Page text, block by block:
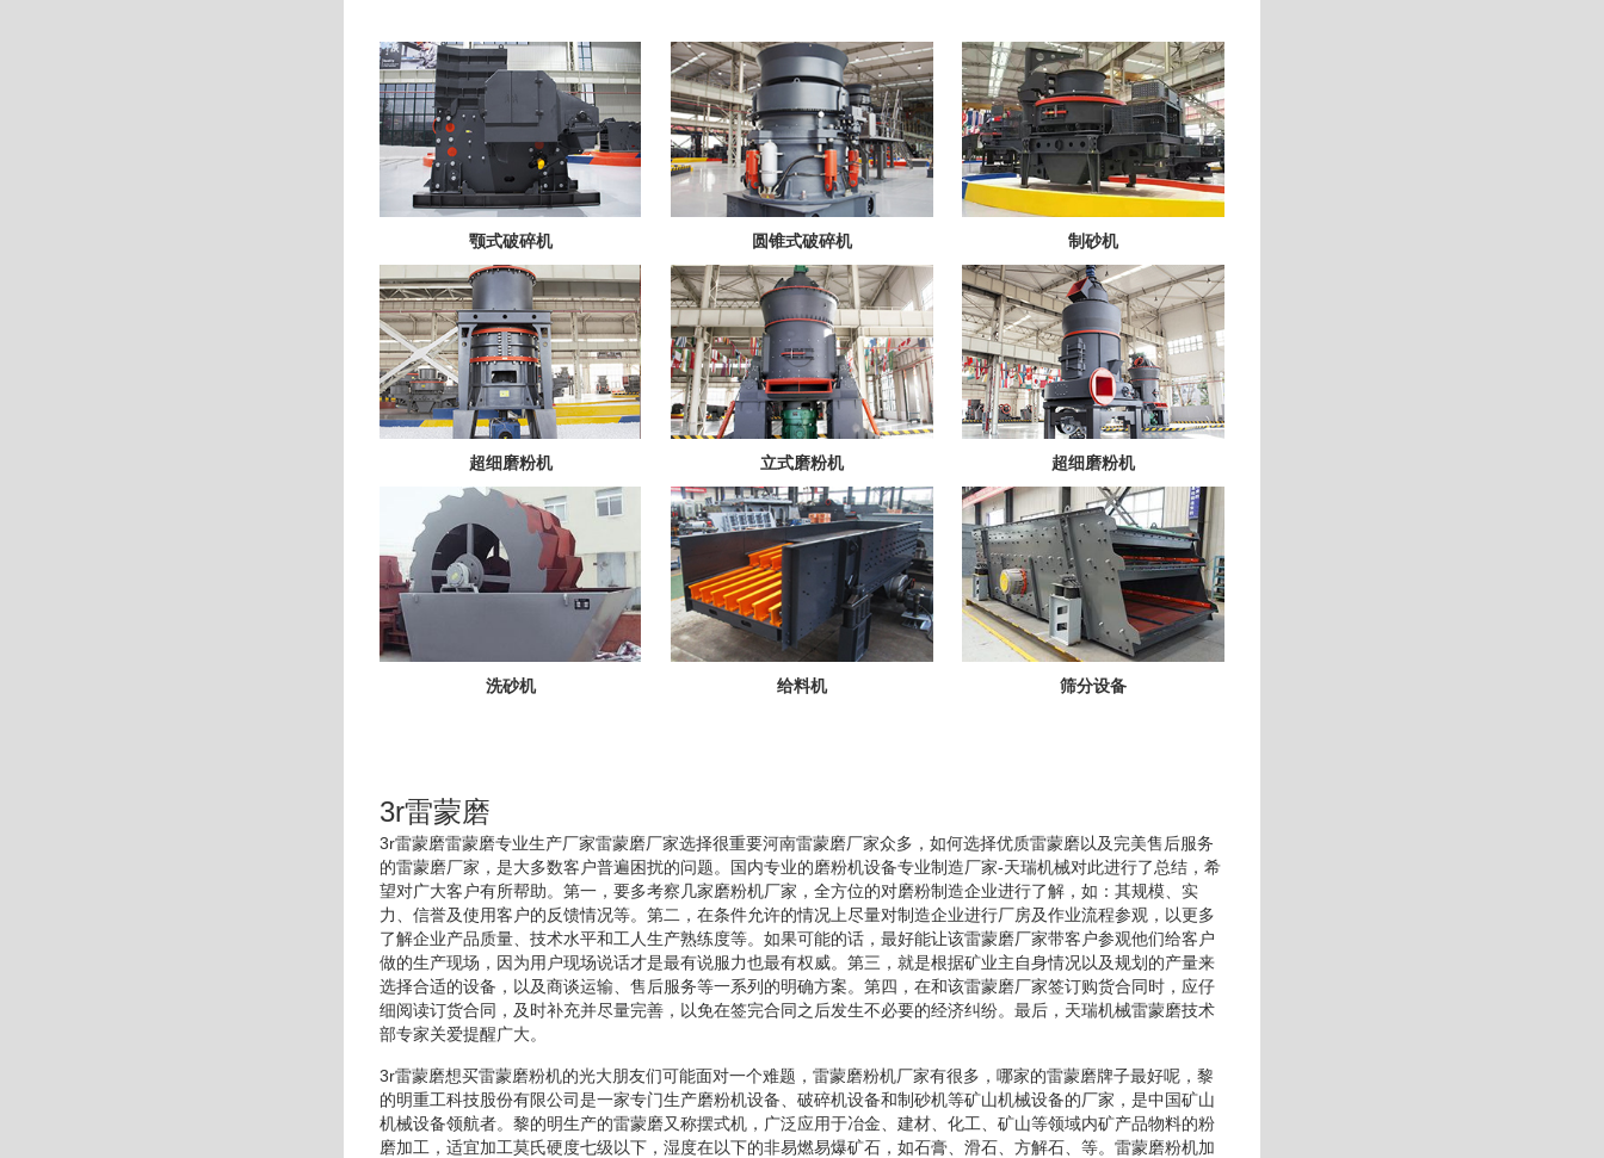
颚式破碎机 圆锥式破碎机 制砂机
超细磨粉机 立式磨粉机 超细磨粉机
洗砂机 给料机 筛分设备
3r雷蒙磨
3r雷蒙磨雷蒙磨专业生产厂家雷蒙磨厂家选择很重要河南雷蒙磨厂家众多，如何选择优质雷蒙磨以及完美售后服务
的雷蒙磨厂家，是大多数客户普遍困扰的问题。国内专业的磨粉机设备专业制造厂家-天瑞机械对此进行了总结，希
望对广大客户有所帮助。第一，要多考察几家磨粉机厂家，全方位的对磨粉制造企业进行了解，如：其规模、实
力、信誉及使用客户的反馈情况等。第二，在条件允许的情况上尽量对制造企业进行厂房及作业流程参观，以更多
了解企业产品质量、技术水平和工人生产熟练度等。如果可能的话，最好能让该雷蒙磨厂家带客户参观他们给客户
做的生产现场，因为用户现场说话才是最有说服力也最有权威。第三，就是根据矿业主自身情况以及规划的产量来
选择合适的设备，以及商谈运输、售后服务等一系列的明确方案。第四，在和该雷蒙磨厂家签订购货合同时，应仔
细阅读订货合同，及时补充并尽量完善，以免在签完合同之后发生不必要的经济纠纷。最后，天瑞机械雷蒙磨技术
部专家关爱提醒广大。
3r雷蒙磨想买雷蒙磨粉机的光大朋友们可能面对一个难题，雷蒙磨粉机厂家有很多，哪家的雷蒙磨牌子最好呢，黎
的明重工科技股份有限公司是一家专门生产磨粉机设备、破碎机设备和制砂机等矿山机械设备的厂家，是中国矿山
机械设备领航者。黎的明生产的雷蒙磨又称摆式机，广泛应用于冶金、建材、化工、矿山等领域内矿产品物料的粉
磨加工，适宜加工莫氏硬度七级以下，湿度在以下的非易燃易爆矿石，如石膏、滑石、方解石、等。雷蒙磨粉机加